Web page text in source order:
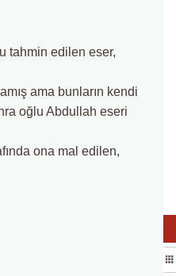
tahmin edilen eser,
ama bunların kendi
oğlu Abdullah eseri
ona mal edilen,